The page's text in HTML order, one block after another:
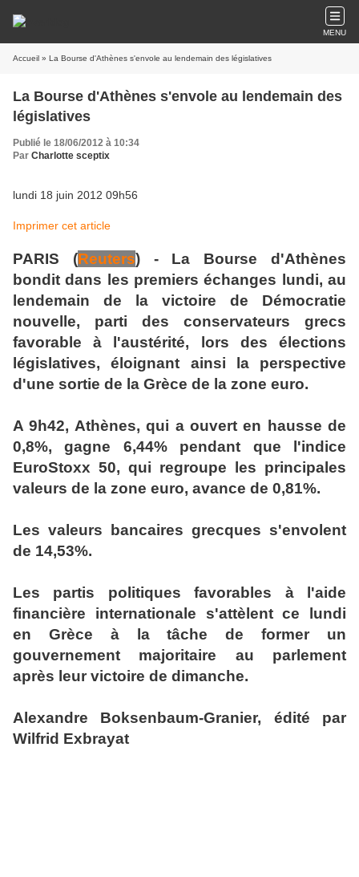
MENU
Accueil » La Bourse d'Athènes s'envole au lendemain des législatives
La Bourse d'Athènes s'envole au lendemain des
législatives
Publié le 18/06/2012 à 10:34
Par Charlotte sceptix
lundi 18 juin 2012 09h56
Imprimer cet article
PARIS (Reuters) - La Bourse d'Athènes
bondit dans les premiers échanges lundi, au
lendemain de la victoire de Démocratie
nouvelle, parti des conservateurs grecs
favorable à l'austérité, lors des élections
législatives, éloignant ainsi la perspective
d'une sortie de la Grèce de la zone euro.
A 9h42, Athènes, qui a ouvert en hausse de
0,8%, gagne 6,44% pendant que l'indice
EuroStoxx 50, qui regroupe les principales
valeurs de la zone euro, avance de 0,81%.
Les valeurs bancaires grecques s'envolent
de 14,53%.
Les partis politiques favorables à l'aide
financière internationale s'attèlent ce lundi
en Grèce à la tâche de former un
gouvernement majoritaire au parlement
après leur victoire de dimanche.
Alexandre Boksenbaum-Granier, édité par
Wilfrid Exbrayat